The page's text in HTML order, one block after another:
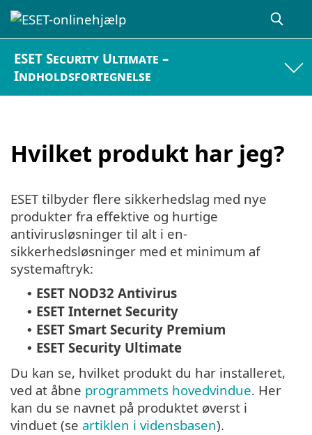
ESET Security Ultimate –
Indholdsfortegnelse
Hvilket produkt har jeg?
ESET tilbyder flere sikkerhedslag med nye
produkter fra effektive og hurtige
antivirusløsninger til alt i en-
sikkerhedsløsninger med et minimum af
systemaftryk:
• ESET NOD32 Antivirus
• ESET Internet Security
• ESET Smart Security Premium
• ESET Security Ultimate
Du kan se, hvilket produkt du har installeret,
ved at åbne programmets hovedvindue. Her
kan du se navnet på produktet øverst i
vinduet (se artiklen i vidensbasen).